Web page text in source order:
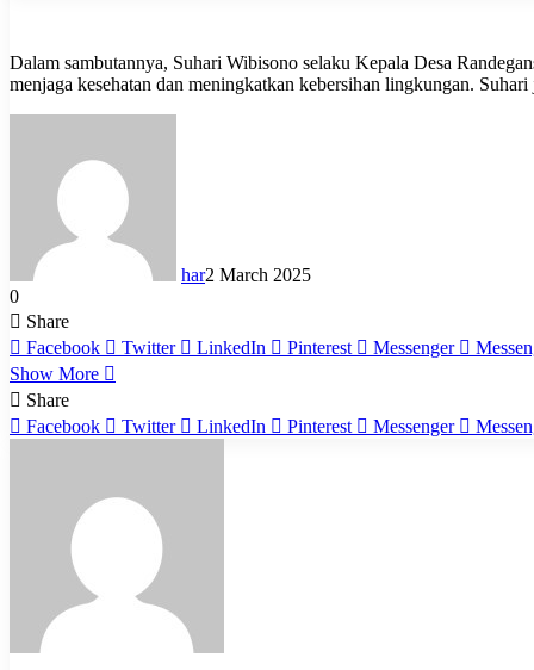
Dalam sambutannya, Suhari Wibisono selaku Kepala Desa
menjaga kesehatan dan meningkatkan kebersihan lingkungan.
har2 March 2025
0
Share
Facebook
Twitter LinkedIn Pinterest Messenger
Show More
Share
Facebook
Twitter LinkedIn Pinterest Messenger